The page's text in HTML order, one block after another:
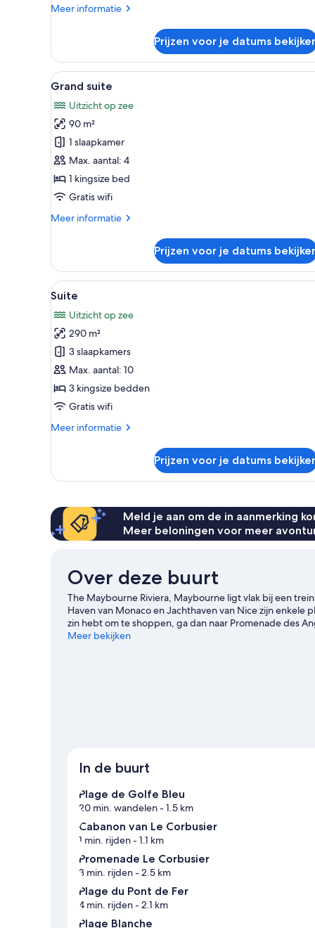
Meer informatie
Meer
(Infinity
Pool
Duplex)
Prijzen voor je datums
Alle
foto's
voor
Grand
suite
laden
Een moderne slaapkamer
6
Grand suite
Uitzicht op zee
90 m²
1 slaapkamer
Max. aantal: 4
1 kingsize bed
Gratis wifi
Meer informatie
Meer
suite
Prijzen voor je datums
Alle
foto's
voor
Suite
laden
Een moderne woonkamer
9
Suite
Uitzicht op zee
290 m²
3 slaapkamers
Max. aantal: 10
3 kingsize bedden
Gratis wifi
Meer informatie
Meer
Prijzen voor je datums
Meld je aan om de in aanmerking
Meer beloningen voor meer
Over deze buurt
The Maybourne Riviera, Maybourne ligt vlak bij een
Haven van Monaco en Jachthaven van Nice zijn enkele
zin hebt om te shoppen, ga dan naar Promenade des
Jardins de Saint-Martin en Botanische Tuin van Eze.
Meer bekijken
In de buurt
Plage de Golfe Bleu
20 min. wandelen- 1.5 km
Cabanon van Le Corbusier
1 min. rijden- 1.1 km
Promenade Le Corbusier
3 min. rijden- 2.5 km
Plage du Pont de Fer
4 min. rijden- 2.1 km
Plage Blanche